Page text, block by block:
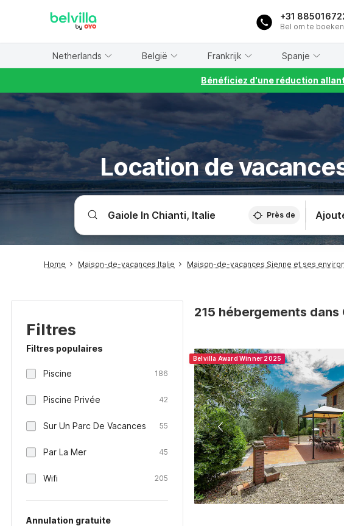
+31
Bel om te boeken
Netherlands België Frankrijk Spanje
Bénéficiez d'une réduction
Location de
Près de
Home Maison-de-vacances Italie Maison-de-vacances Sienne et ses
Filtres
Filtres populaires
Piscine 186
Piscine Privée 42
Sur Un Parc De Vacances 55
Par La Mer 45
Wifi 205
Annulation gratuite
215 hébergements dans
Belvilla Award Winner 2025